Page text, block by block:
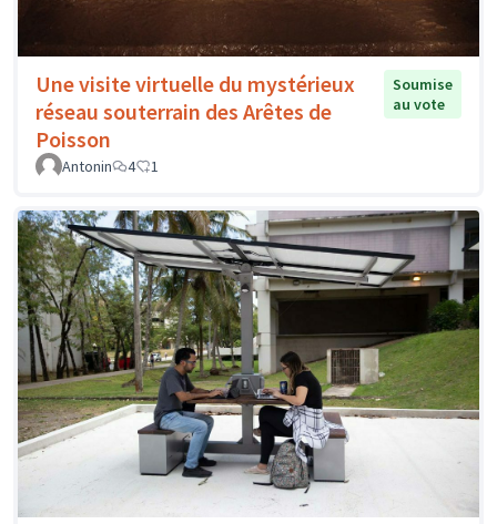
Une visite virtuelle du mystérieux
réseau souterrain des Arêtes de
Poisson
Soumise
au vote
Antonin 4 1